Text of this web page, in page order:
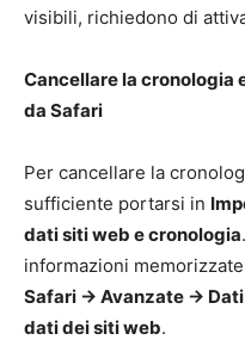
visibili, richiedono di
Cancellare la cronologia
da Safari
Per cancellare la
sufficiente portarsi in
dati siti web e cronologia
informazioni
Safari -> Avanzate ->
dati dei siti web.